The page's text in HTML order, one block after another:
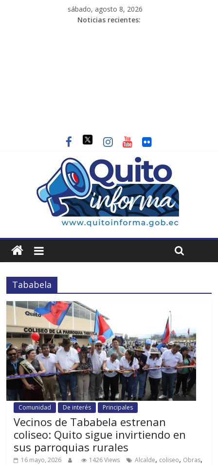
sábado, agosto 8, 2026
Noticias recientes:
Tababela
Comunidad De interés Principales
Vecinos de Tababela estrenan
coliseo: Quito sigue invirtiendo en
sus parroquias rurales
16 mayo, 2026 1426 Views Alcalde, coliseo, Obras,